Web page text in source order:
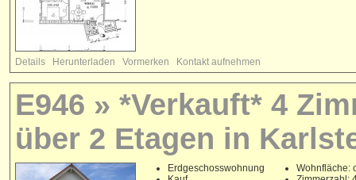
Details Herunterladen Vormerken Kontakt aufnehmen
E946 » *Verkauft* 4
über 2 Etagen in
Erdgeschosswohnung
Wohnfläche: